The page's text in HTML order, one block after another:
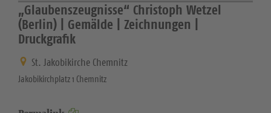
„Glaubenszeugnisse“ Christoph Wetzel
(Berlin) | Gemälde | Zeichnungen |
Druckgrafik
St. Jakobikirche Chemnitz
Jakobikirchplatz 1 Chemnitz